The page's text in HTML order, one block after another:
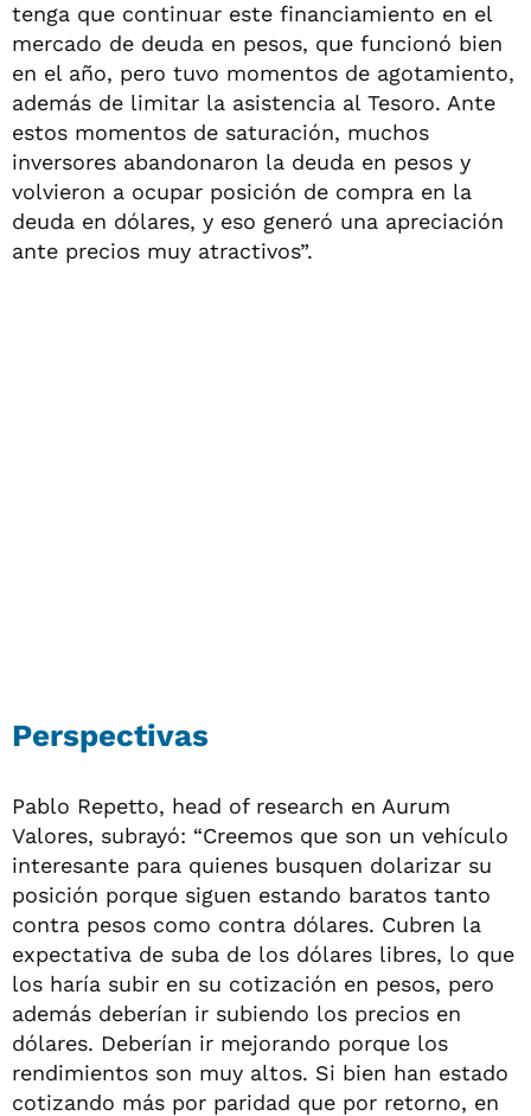
tenga que continuar este financiamiento en el
mercado de deuda en pesos, que funcionó bien
en el año, pero tuvo momentos de agotamiento,
además de limitar la asistencia al Tesoro. Ante
estos momentos de saturación, muchos
inversores abandonaron la deuda en pesos y
volvieron a ocupar posición de compra en la
deuda en dólares, y eso generó una apreciación
ante precios muy atractivos”.
Perspectivas
Pablo Repetto, head of research en Aurum
Valores, subrayó: “Creemos que son un vehículo
interesante para quienes busquen dolarizar su
posición porque siguen estando baratos tanto
contra pesos como contra dólares. Cubren la
expectativa de suba de los dólares libres, lo que
los haría subir en su cotización en pesos, pero
además deberían ir subiendo los precios en
dólares. Deberían ir mejorando porque los
rendimientos son muy altos. Si bien han estado
cotizando más por paridad que por retorno, en